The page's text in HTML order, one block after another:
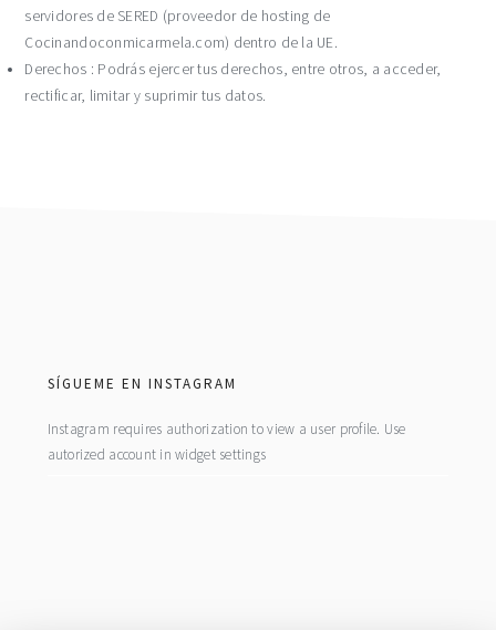
servidores de SERED (proveedor de hosting de
Cocinandoconmicarmela.com) dentro de la UE.
Derechos : Podrás ejercer tus derechos, entre otros, a acceder,
rectificar, limitar y suprimir tus datos.
SÍGUEME EN INSTAGRAM
Instagram requires authorization to view a user profile. Use
autorized account in widget settings